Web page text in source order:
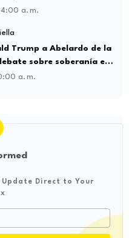
ilegal
a. m.
Trump a Abelardo de la
sobre soberanía e
a. m.
Direct to Your